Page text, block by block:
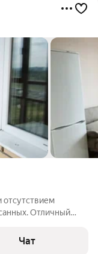
отсутствием
Отличный
Чат